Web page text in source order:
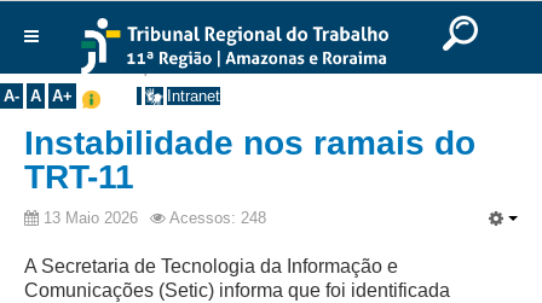
Ir para o rodapé
English
Português Español
A- A A+ Intranet
Institucional
Histórico
Presidência
Desembargadores
Você está aqui:Início >> Notícias >> Comunicados
Instabilidade nos ramais do
TRT-11
13 Maio 2026 Acessos: 248
A Secretaria de Tecnologia da Informação e
Comunicações (Setic) informa que foi identificada